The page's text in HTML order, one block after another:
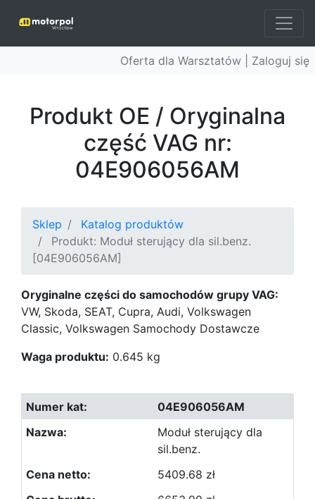
Oferta dla Warsztatów | Zaloguj się
Produkt OE / Oryginalna
część VAG nr:
04E906056AM
Sklep
Katalog produktów
Produkt: Moduł sterujący dla sil.benz.
[04E906056AM]
Oryginalne części do samochodów grupy VAG:
VW, Skoda, SEAT, Cupra, Audi, Volkswagen
Classic, Volkswagen Samochody Dostawcze
Waga produktu: 0.645 kg
04E906056AM
Moduł sterujący dla
sil.benz.
5409.68 zł